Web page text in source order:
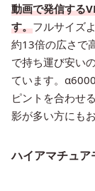
動画で発信する
す。フルサイズ
約13倍の広さで
で持ち運び安い
ています。
ピントを合わせ
影が多い方にも
ハイアマチュ